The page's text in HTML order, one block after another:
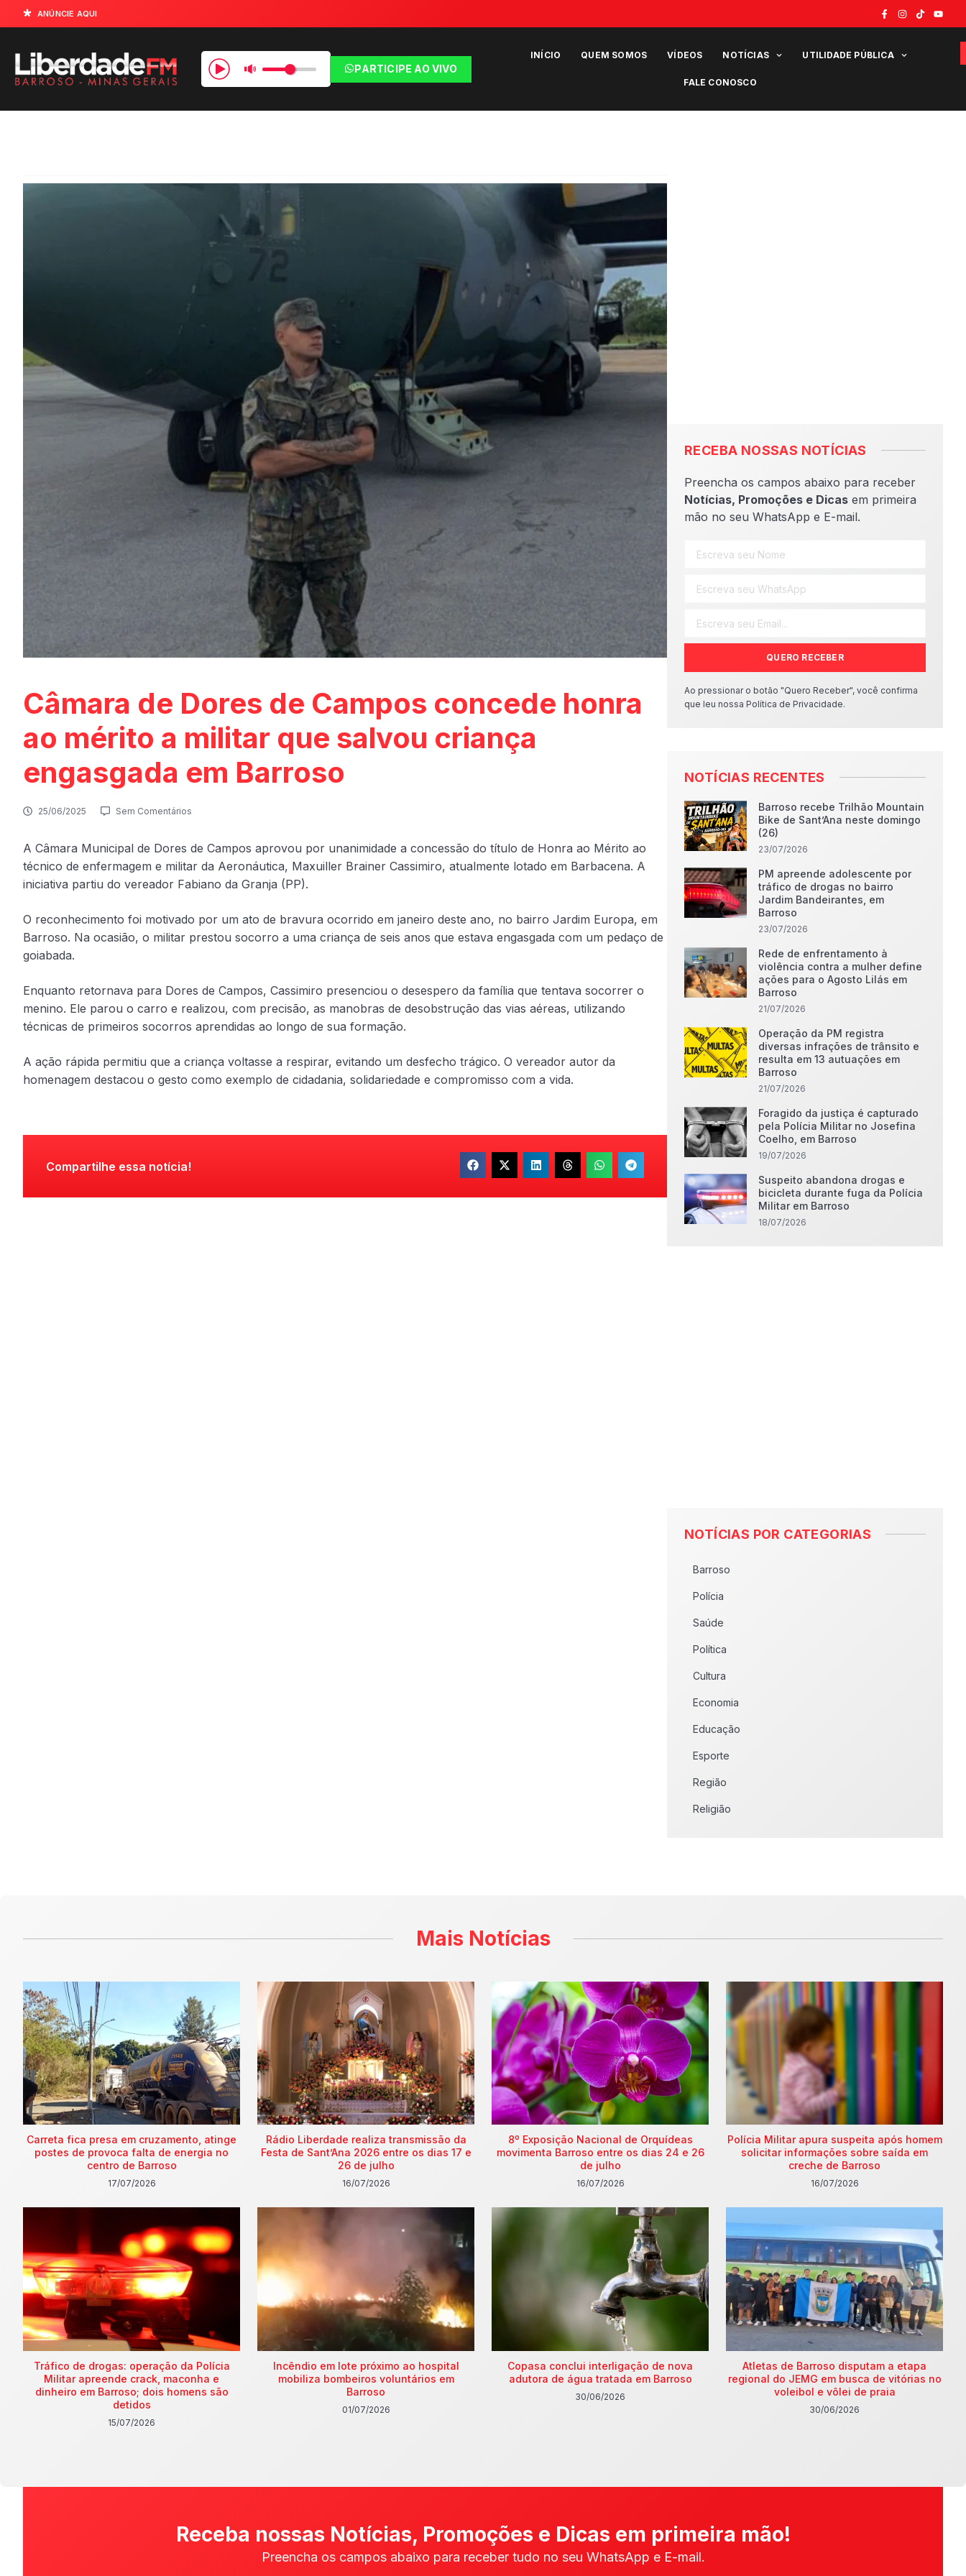
ANÚNCIE AQUI
PARTICIPE AO VIVO
INÍCIO QUEM SOMOS VÍDEOS NOTÍCIAS UTILIDADE PÚBLICA
FALE CONOSCO
Câmara de Dores de Campos concede honra
ao mérito a militar que salvou criança
engasgada em Barroso
25/06/2025 Sem Comentários
A Câmara Municipal de Dores de Campos aprovou por unanimidade a concessão do título de Honra ao Mérito ao
técnico de enfermagem e militar da Aeronáutica, Maxuiller Brainer Cassimiro, atualmente lotado em Barbacena. A
iniciativa partiu do vereador Fabiano da Granja (PP).
O reconhecimento foi motivado por um ato de bravura ocorrido em janeiro deste ano, no bairro Jardim Europa, em
Barroso. Na ocasião, o militar prestou socorro a uma criança de seis anos que estava engasgada com um pedaço de
goiabada.
Enquanto retornava para Dores de Campos, Cassimiro presenciou o desespero da família que tentava socorrer o
menino. Ele parou o carro e realizou, com precisão, as manobras de desobstrução das vias aéreas, utilizando
técnicas de primeiros socorros aprendidas ao longo de sua formação.
A ação rápida permitiu que a criança voltasse a respirar, evitando um desfecho trágico. O vereador autor da
homenagem destacou o gesto como exemplo de cidadania, solidariedade e compromisso com a vida.
Compartilhe essa notícia!
RECEBA NOSSAS NOTÍCIAS
Preencha os campos abaixo para receber
Notícias, Promoções e Dicas em primeira
mão no seu WhatsApp e E-mail.
QUERO RECEBER
Ao pressionar o botão "Quero Receber", você confirma
que leu nossa Política de Privacidade.
NOTÍCIAS RECENTES
Barroso recebe Trilhão Mountain
Bike de Sant’Ana neste domingo
(26)
23/07/2026
PM apreende adolescente por
tráfico de drogas no bairro
Jardim Bandeirantes, em
Barroso
23/07/2026
Rede de enfrentamento à
violência contra a mulher define
ações para o Agosto Lilás em
Barroso
21/07/2026
Operação da PM registra
diversas infrações de trânsito e
resulta em 13 autuações em
Barroso
21/07/2026
Foragido da justiça é capturado
pela Polícia Militar no Josefina
Coelho, em Barroso
19/07/2026
Suspeito abandona drogas e
bicicleta durante fuga da Polícia
Militar em Barroso
18/07/2026
NOTÍCIAS POR CATEGORIAS
Barroso
Polícia
Saúde
Política
Cultura
Economia
Educação
Esporte
Região
Religião
Mais Notícias
Carreta fica presa em cruzamento, atinge
postes de provoca falta de energia no
centro de Barroso
17/07/2026
Rádio Liberdade realiza transmissão da
Festa de Sant’Ana 2026 entre os dias 17 e
26 de julho
16/07/2026
8º Exposição Nacional de Orquídeas
movimenta Barroso entre os dias 24 e 26
de julho
16/07/2026
Polícia Militar apura suspeita após homem
solicitar informações sobre saída em
creche de Barroso
16/07/2026
Tráfico de drogas: operação da Polícia
Militar apreende crack, maconha e
dinheiro em Barroso; dois homens são
detidos
15/07/2026
Incêndio em lote próximo ao hospital
mobiliza bombeiros voluntários em
Barroso
01/07/2026
Copasa conclui interligação de nova
adutora de água tratada em Barroso
30/06/2026
Atletas de Barroso disputam a etapa
regional do JEMG em busca de vitórias no
voleibol e vôlei de praia
30/06/2026
Receba nossas Notícias, Promoções e Dicas em primeira mão!
Preencha os campos abaixo para receber tudo no seu WhatsApp e E-mail.